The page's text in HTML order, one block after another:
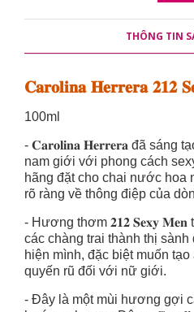
THÔNG TIN
𝐂𝐚𝐫𝐨𝐥𝐢𝐧𝐚 𝐇𝐞𝐫𝐫𝐞𝐫𝐚 𝟐𝟏𝟐
100ml
- 𝐂𝐚𝐫𝐨𝐥𝐢𝐧𝐚 𝐇𝐞𝐫𝐫𝐞𝐫𝐚 đã sáng
nam giới với phong cách
hãng đặt cho chai nước hoa
rõ ràng về thông điệp của
- Hương thơm 𝟐𝟏𝟐 𝐒𝐞𝐱𝐲 𝐌𝐞𝐧
các chàng trai thành thị
hiện mình, đặc biệt muốn
quyến rũ đối với nữ giới.
- Đây là một mùi hương gợi